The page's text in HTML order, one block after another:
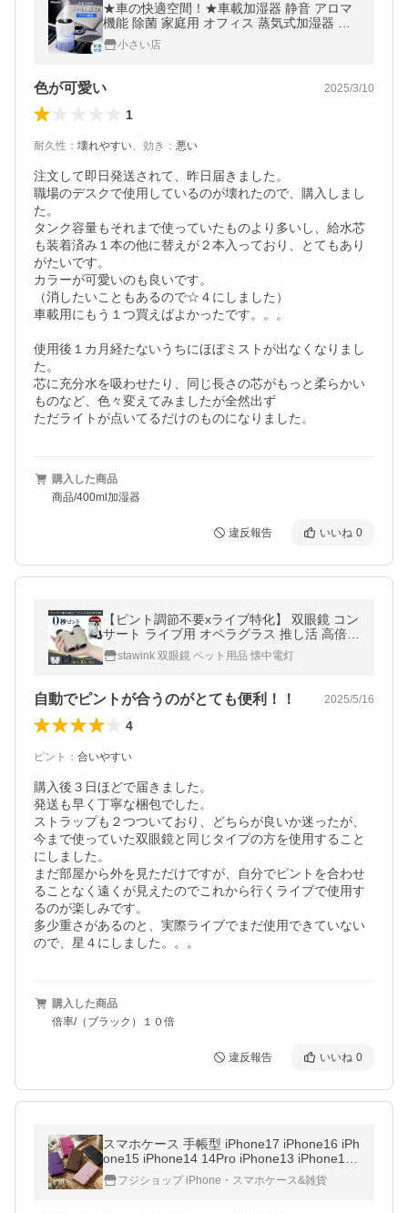
★車の快適空間！★車載加湿器 静音 アロマ
機能 除菌 家庭用 オフィス 蒸気式加湿器 乾
燥対策 USB充電 車内快適 水分補給 次亜塩素
酸水対応 自動湿度調節
小さい店
色が可愛い 2025/3/10
1
耐久性 ： 壊れやすい、 効き ： 悪い
注文して即日発送されて、昨日届きました。
職場のデスクで使用しているのが壊れたので、購入しまし
た。
タンク容量もそれまで使っていたものより多いし、給水芯
も装着済み１本の他に替えが２本入っており、とてもあり
がたいです。
カラーが可愛いのも良いです。
（消したいこともあるので☆４にしました）
車載用にもう１つ買えばよかったです。。。
使用後１カ月経たないうちにほぼミストが出なくなりまし
た。
芯に充分水を吸わせたり、同じ長さの芯がもっと柔らかい
ものなど、色々変えてみましたが全然出ず
ただライトが点いてるだけのものになりました。
購入した商品
商品/400ml加湿器
違反報告 いいね 0
【ピント調節不要xライブ特化】 双眼鏡 コン
サート ライブ用 オペラグラス 推し活 高倍率
10倍 野外 防振 オートフォーカス スポーツ
観戦 ポイント消化 爆買
stawink 双眼鏡 ペット用品 懐中電灯
自動でピントが合うのがとても便利！！ 2025/5/16
4
ピント ： 合いやすい
購入後３日ほどで届きました。
発送も早く丁寧な梱包でした。
ストラップも２つついており、どちらが良いか迷ったが、
今まで使っていた双眼鏡と同じタイプの方を使用すること
にしました。
まだ部屋から外を見ただけですが、自分でピントを合わせ
ることなく遠くが見えたのでこれから行くライブで使用す
るのが楽しみです。
多少重さがあるのと、実際ライブでまだ使用できていない
ので、星４にしました。。。
購入した商品
倍率/（ブラック）１０倍
違反報告 いいね 0
スマホケース 手帳型 iPhone17 iPhone16 iPh
one15 iPhone14 14Pro iPhone13 iPhone12
11 iPhone8 ケース Xperia AQUOS Galaxy Pi
xel @ レザー FJ6084
フジショップ iPhone・スマホケース&雑貨